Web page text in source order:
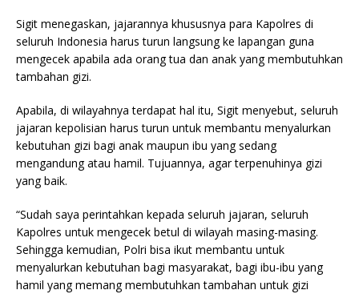
Sigit menegaskan, jajarannya khususnya para Kapolres di
seluruh Indonesia harus turun langsung ke lapangan guna
mengecek apabila ada orang tua dan anak yang membutuhkan
tambahan gizi.
Apabila, di wilayahnya terdapat hal itu, Sigit menyebut, seluruh
jajaran kepolisian harus turun untuk membantu menyalurkan
kebutuhan gizi bagi anak maupun ibu yang sedang
mengandung atau hamil. Tujuannya, agar terpenuhinya gizi
yang baik.
“Sudah saya perintahkan kepada seluruh jajaran, seluruh
Kapolres untuk mengecek betul di wilayah masing-masing.
Sehingga kemudian, Polri bisa ikut membantu untuk
menyalurkan kebutuhan bagi masyarakat, bagi ibu-ibu yang
hamil yang memang membutuhkan tambahan untuk gizi